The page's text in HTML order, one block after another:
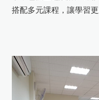
種子幼兒園
華特幼兒園暨托嬰中心
ABC美語學校
校園公告
學習分享
最新消息
桑尼種子幼兒園
華特托嬰中心
ABC美語學校
搭配多元課程，讓學習更